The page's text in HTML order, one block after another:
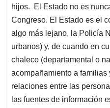
hijos. El Estado no es
Congreso. El Estado es el
algo más lejano, la Policía
urbanos) y, de cuando en
chaleco (departamental o
acompañamiento a
relaciones entre las
las fuentes de información